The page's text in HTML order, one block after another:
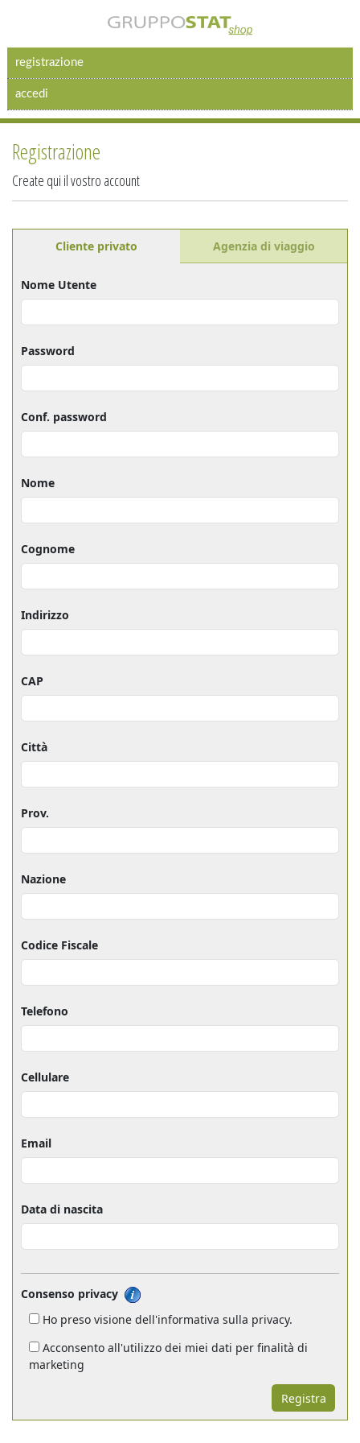
registrazione
accedi
Registrazione
Create qui il vostro account
Cliente privato Agenzia di viaggio
Nome Utente
Password
Conf. password
Nome
Cognome
Indirizzo
CAP
Città
Prov.
Nazione
Codice Fiscale
Telefono
Cellulare
Email
Data di nascita
Consenso privacy
Ho preso visione dell'informativa sulla privacy.
Acconsento all'utilizzo dei miei dati per finalità di
marketing